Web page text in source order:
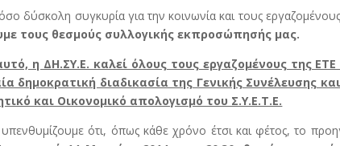
δύσκολη συγκυρία για την κοινωνία και τους
τους θεσμούς συλλογικής εκπροσώπησής μας.
η ΔΗ.ΣΥ.Ε. καλεί όλους τους εργαζομένους της
δημοκρατική διαδικασία της Γενικής Συνέλευσης
και Οικονομικό απολογισμό του Σ.Υ.Ε.Τ.Ε.
ότι, όπως κάθε χρόνο έτσι και φέτος, το